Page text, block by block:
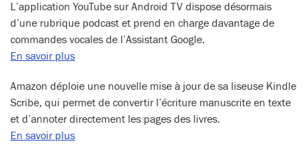
L’application YouTube sur Android TV dispose désormais
d’une rubrique podcast et prend en charge davantage de
commandes vocales de l’Assistant Google.
En savoir plus
Amazon déploie une nouvelle mise à jour de sa liseuse Kindle
Scribe, qui permet de convertir l’écriture manuscrite en texte
et d’annoter directement les pages des livres.
En savoir plus